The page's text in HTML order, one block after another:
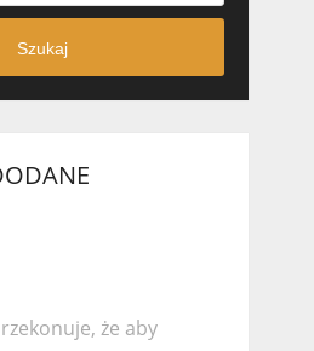
Szukaj
że ​​aby